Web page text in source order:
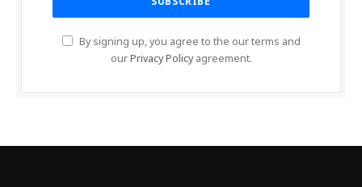
By signing up, you agree to the our terms and
ourPrivacy Policyagreement.